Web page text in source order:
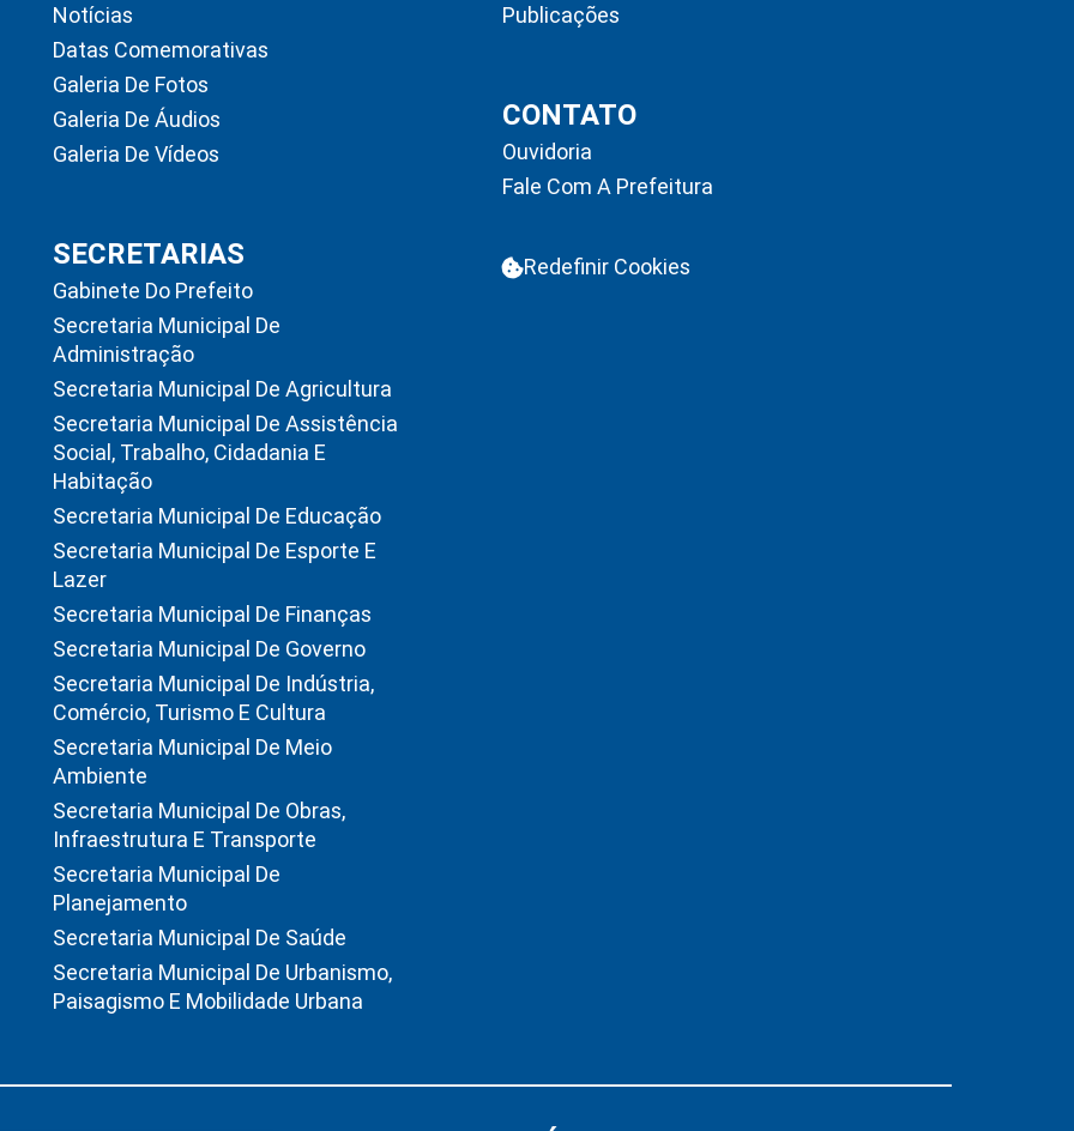
Notícias
Datas Comemorativas
Galeria De Fotos
Galeria De Áudios
Galeria De Vídeos
SECRETARIAS
Gabinete Do Prefeito
Secretaria Municipal De
Administração
Secretaria Municipal De Agricultura
Secretaria Municipal De Assistência
Social, Trabalho, Cidadania E
Habitação
Secretaria Municipal De Educação
Secretaria Municipal De Esporte E
Lazer
Secretaria Municipal De Finanças
Secretaria Municipal De Governo
Secretaria Municipal De Indústria,
Comércio, Turismo E Cultura
Secretaria Municipal De Meio
Ambiente
Secretaria Municipal De Obras,
Infraestrutura E Transporte
Secretaria Municipal De
Planejamento
Secretaria Municipal De Saúde
Secretaria Municipal De Urbanismo,
Paisagismo E Mobilidade Urbana
Publicações
CONTATO
Ouvidoria
Fale Com A Prefeitura
Redefinir Cookies